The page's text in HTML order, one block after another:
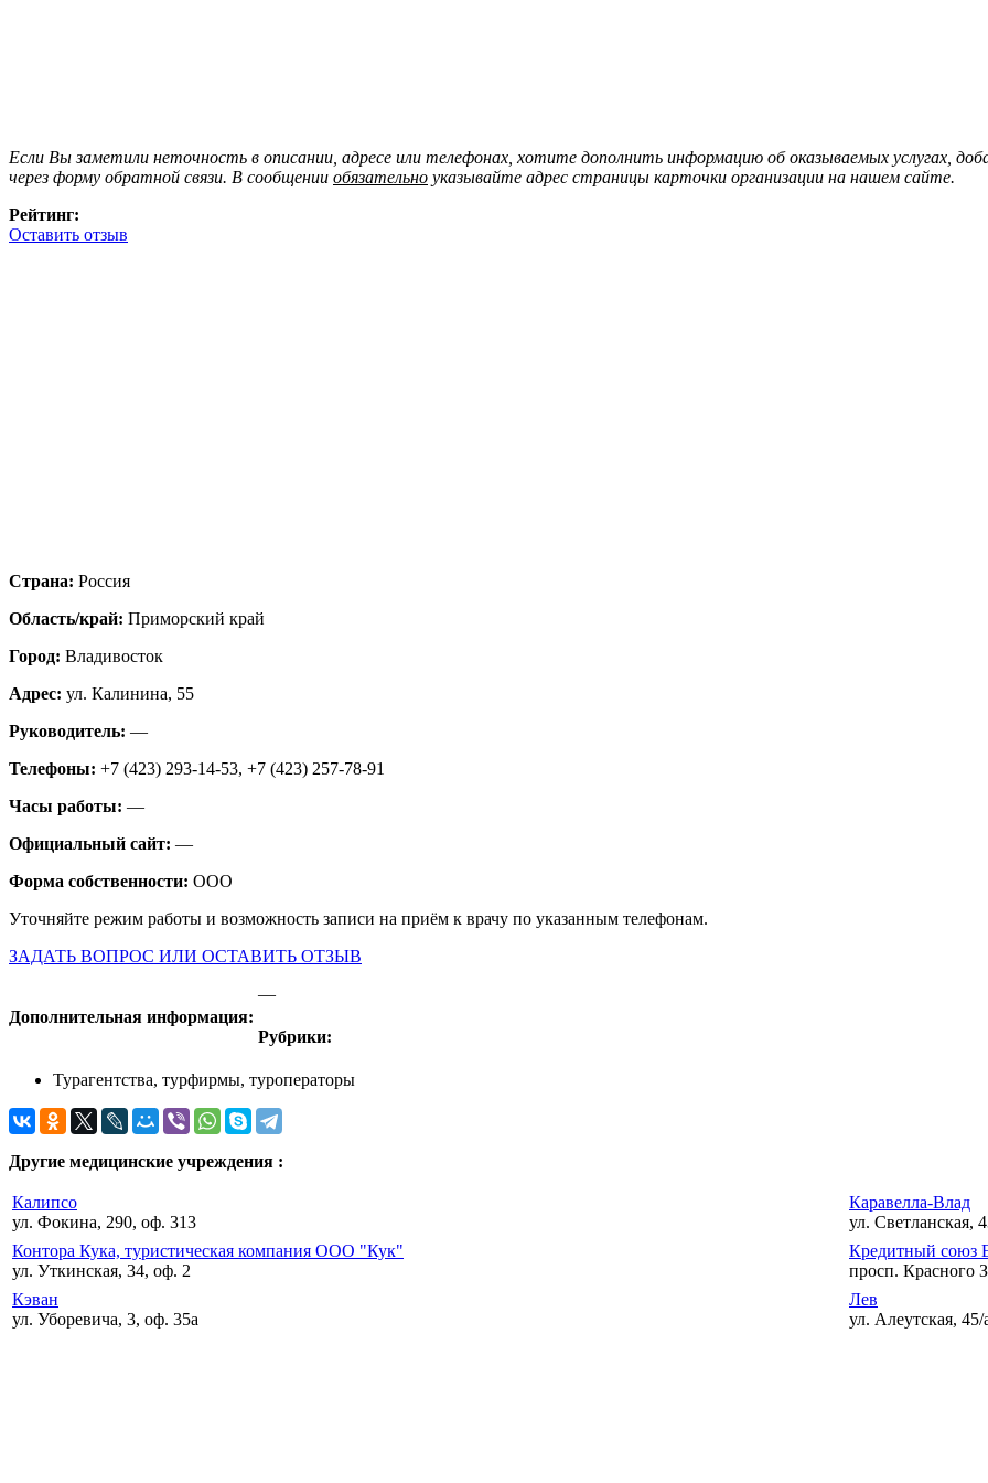
Если Вы заметили неточность в описании, адресе или телефонах, хотите дополнить информацию об оказываемых услугах,
через форму обратной связи. В сообщении обязательно указывайте адрес страницы карточки организации на нашем сайте.
Рейтинг:
Оставить отзыв
Страна: Россия
Область/край: Приморский край
Город: Владивосток
Адрес: ул. Калинина, 55
Руководитель: —
Телефоны: +7 (423) 293-14-53, +7 (423) 257-78-91
Часы работы: —
Официальный сайт: —
Форма собственности: ООО
Уточняйте режим работы и возможность записи на приём к врачу по указанным телефонам.
ЗАДАТЬ ВОПРОС ИЛИ ОСТАВИТЬ ОТЗЫВ
Дополнительная информация:
—
Рубрики:
Турагентства, турфирмы, туроператоры
Другие медицинские учреждения :
Калипсо
ул. Фокина, 290, оф. 313
Каравелла-Влад
ул. Светланская,
Контора Кука, туристическая компания ООО "Кук"
ул. Уткинская, 34, оф. 2
Кредитный союз
просп. Красного
Кэван
ул. Уборевича, 3, оф. 35а
Лев
ул. Алеутская, 45/